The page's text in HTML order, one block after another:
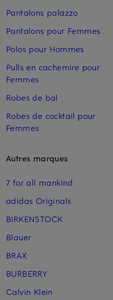
Pantalons palazzo
Pantalons pour Femmes
Polos pour Hommes
Pulls en cachemire pour
Femmes
Robes de bal
Robes de cocktail pour
Femmes
Autres marques
7 for all mankind
adidas Originals
BIRKENSTOCK
Blauer
BRAX
BURBERRY
Calvin Klein